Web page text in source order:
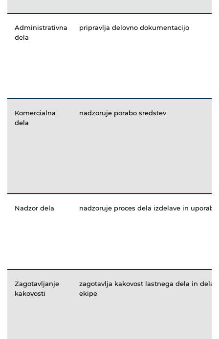
Administrativna
dela
pripravlja delovno dokumentacijo
Komercialna
dela
nadzoruje porabo sredstev
Nadzor dela nadzoruje proces dela izdelave in uporabe
Zagotavljanje
kakovosti
zagotavlja kakovost lastnega dela in dela
ekipe